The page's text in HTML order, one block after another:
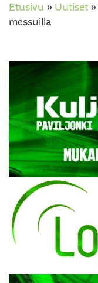
Etusivu » Uutiset »
messuilla